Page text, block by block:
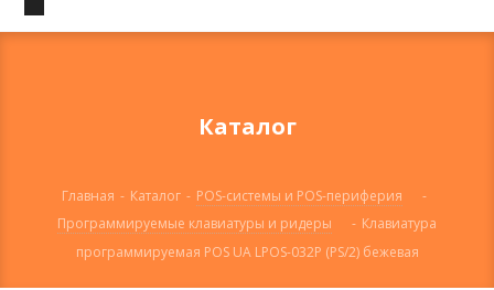
Каталог
Главная - Каталог - POS-системы и POS-периферия
-
Программируемые клавиатуры и ридеры
- Клавиатура
программируемая POS UA LPOS-032P (PS/2) бежевая